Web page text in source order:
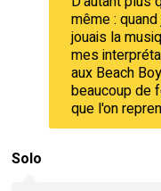
même :
jouais la
mes
aux Beach
beaucoup de
que l'on
Solo